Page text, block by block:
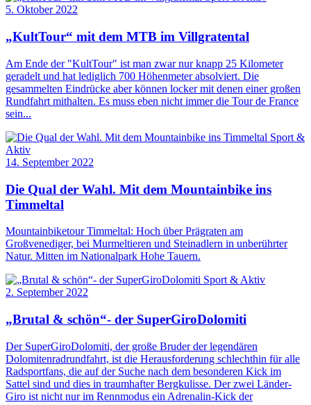
5. Oktober 2022
„KultTour“ mit dem MTB im Villgratental
Am Ende der "KultTour" ist man zwar nur knapp 25 Kilometer
geradelt und hat lediglich 700 Höhenmeter absolviert. Die
gesammelten Eindrücke aber können locker mit denen einer großen
Rundfahrt mithalten. Es muss eben nicht immer die Tour de France
sein...
Sport &
Aktiv
14. September 2022
Die Qual der Wahl. Mit dem Mountainbike ins
Timmeltal
Mountainbiketour Timmeltal: Hoch über Prägraten am
Großvenediger, bei Murmeltieren und Steinadlern in unberührter
Natur. Mitten im Nationalpark Hohe Tauern.
Sport & Aktiv
2. September 2022
„Brutal & schön“- der SuperGiroDolomiti
Der SuperGiroDolomiti, der große Bruder der legendären
Dolomitenradrundfahrt, ist die Herausforderung schlechthin für alle
Radsportfans, die auf der Suche nach dem besonderen Kick im
Sattel sind und dies in traumhafter Bergkulisse. Der zwei Länder-
Giro ist nicht nur im Rennmodus ein Adrenalin-Kick der